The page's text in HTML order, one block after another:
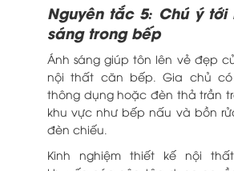
Nguyên tắc 5: Chú ý tới
sáng trong bếp
Ánh sáng giúp tôn lên vẻ đẹp
nội thất căn bếp. Gia chủ
thông dụng hoặc đèn thả trần
khu vực như bếp nấu và bồn
đèn chiếu.
Kinh nghiệm thiết kế nội